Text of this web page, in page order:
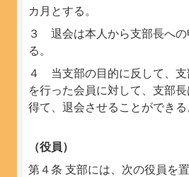
カ月とする。
３ 退会は本人から支部長へ
る。
４ 当支部の目的に反して、支
を行った会員に対して、支部
得て、退会させることができる
（役員）
第４条 支部には、次の役員を置